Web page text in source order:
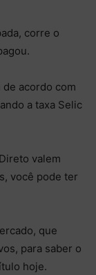
corre o
acordo com
a taxa Selic
valem
você pode ter
que
para saber o
hoje.